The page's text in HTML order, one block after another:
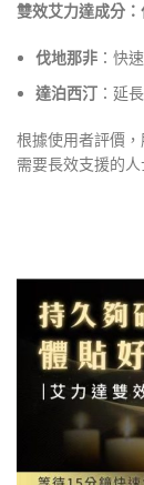
雙效艾力達成分
伐地那非 ：快
達泊西汀 ：延
根據使用者評價
需要長效支援的人